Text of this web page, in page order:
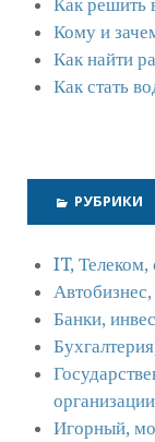
Как решить
Кому и
Как найти
Как стать
РУБРИКИ
IT, Телеком,
Банки,
организации
Игорный,